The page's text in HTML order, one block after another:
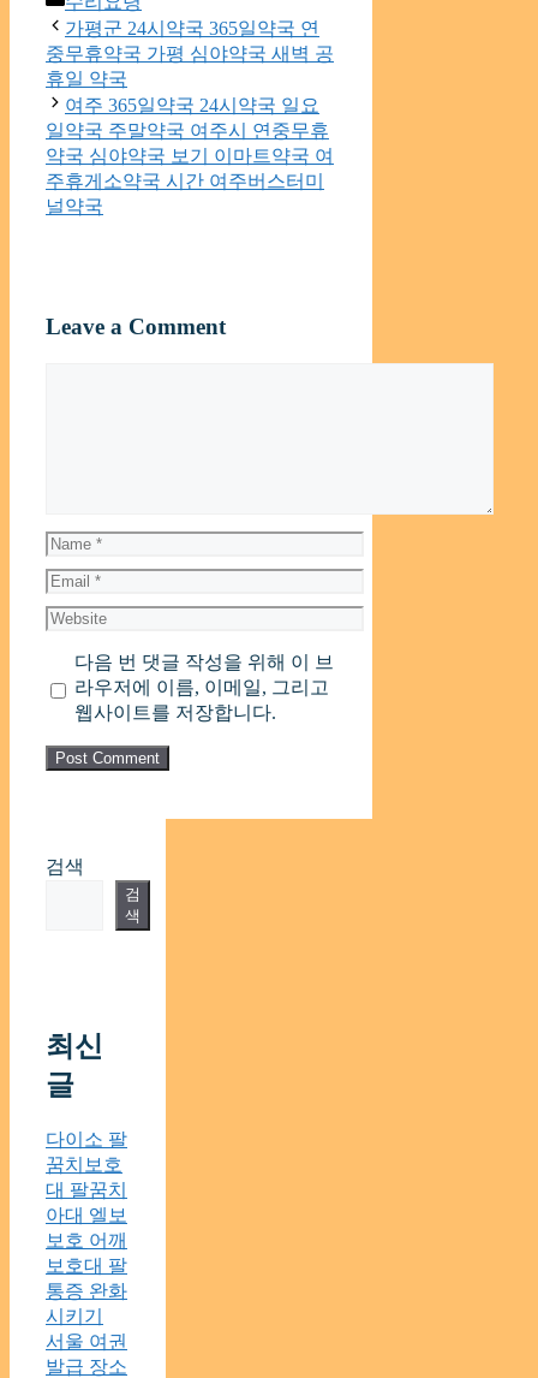
가평군 24시약국 365일약국 연
중무휴약국 가평 심야약국 새벽 공
휴일 약국
여주 365일약국 24시약국 일요
일약국 주말약국 여주시 연중무휴
약국 심야약국 보기 이마트약국 여
주휴게소약국 시간 여주버스터미
널약국
Leave a Comment
Name
Email
Website
다음 번 댓글 작성을 위해 이 브
라우저에 이름, 이메일, 그리고
웹사이트를 저장합니다.
검색
검
색
최신
글
다이소 팔
꿈치보호
대 팔꿈치
아대 엘보
보호 어깨
보호대 팔
통증 완화
시키기
서울 여권
발급 장소